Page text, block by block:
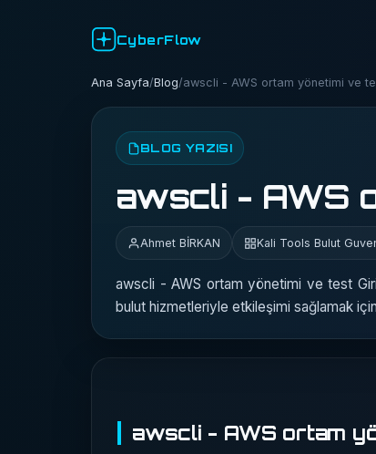
CyberFlow
Ana Sayfa/Blog/awscli - AWS ortam yönetimi ve
BLOG YAZISI
awscli - AWS
Ahmet BİRKAN Kali Tools Bulut
awscli - AWS ortam yönetimi ve test
bulut hizmetleriyle etkileşimi sağlamak
awscli - AWS ortam